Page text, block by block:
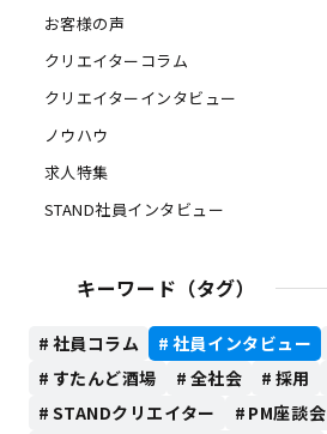
お客様の声
クリエイターコラム
クリエイターインタビュー
ノウハウ
求人特集
STAND社員インタビュー
キーワード（タグ）
社員コラム 社員インタビュー
すたんど酒場
全社会 採用
STANDクリエイター
PM座談会